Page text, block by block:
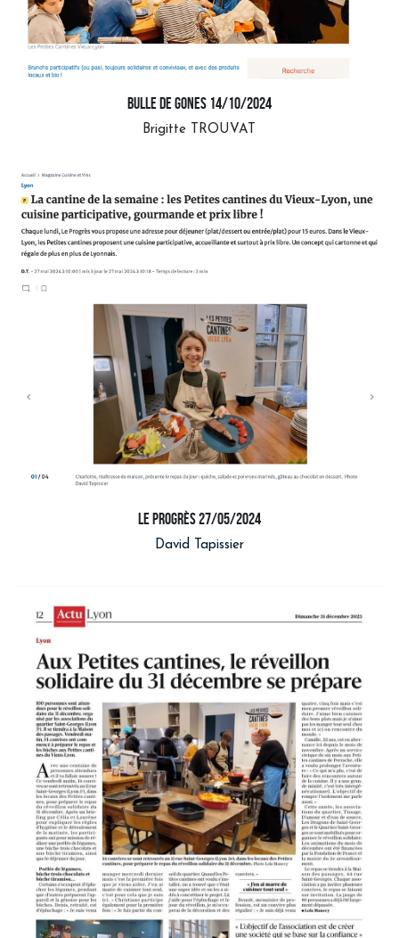
bulle de gones 14/10/2024
Brigitte TROUVAT
le progrès 27/05/2024
David Tapissier